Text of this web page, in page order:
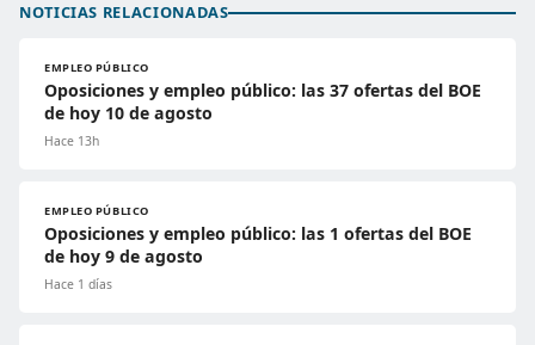
NOTICIAS RELACIONADAS
EMPLEO PÚBLICO
Oposiciones y empleo público: las 37 ofertas del BOE
de hoy 10 de agosto
Hace 13h
EMPLEO PÚBLICO
Oposiciones y empleo público: las 1 ofertas del BOE
de hoy 9 de agosto
Hace 1 días